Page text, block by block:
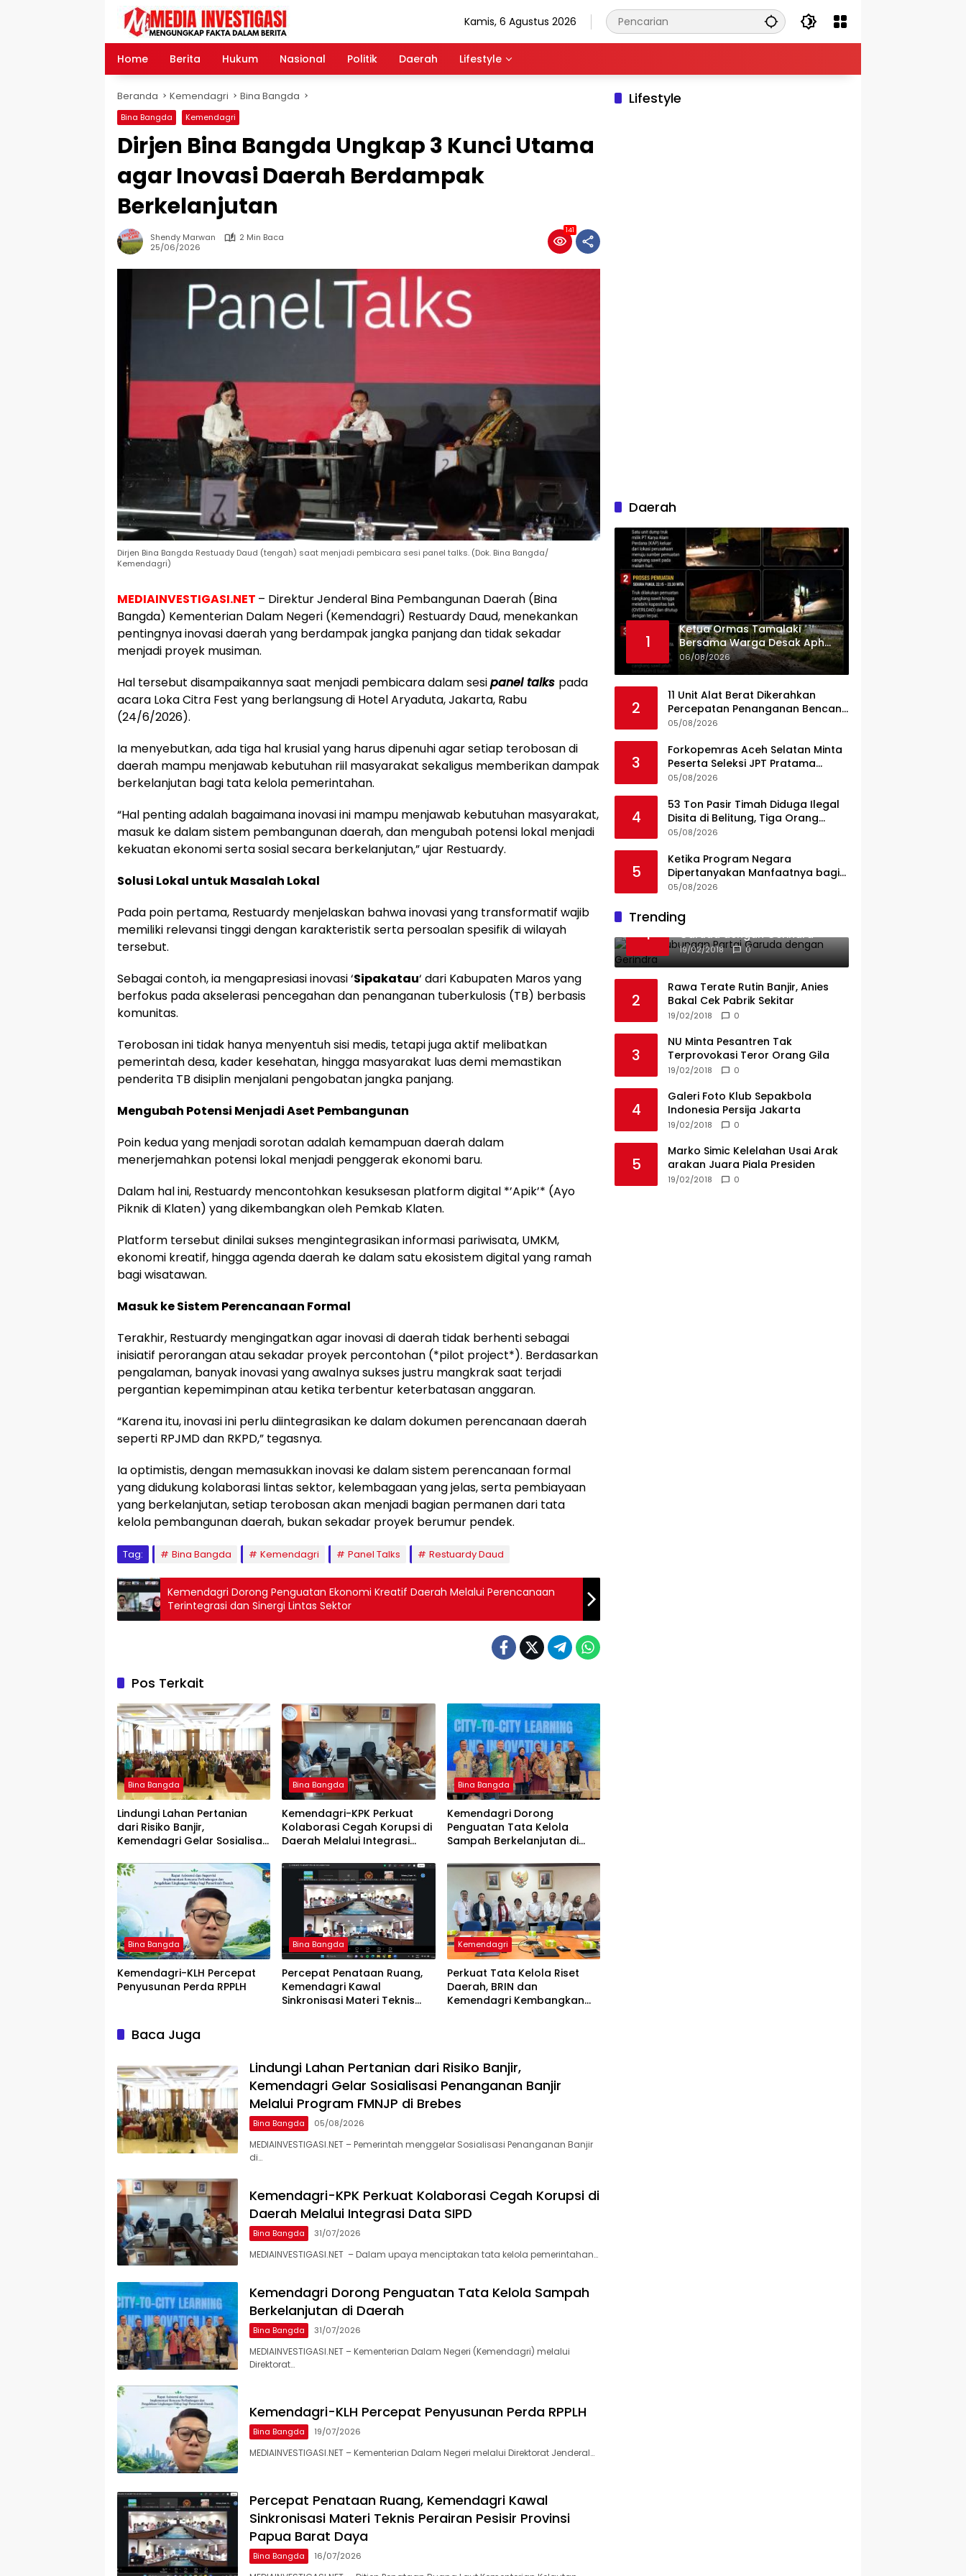
Kamis, 6 Agustus 2026
Home Berita Hukum Nasional Politik Daerah Lifestyle
Beranda Kemendagri Bina Bangda
Bina Bangda Kemendagri
Dirjen Bina Bangda Ungkap 3 Kunci Utama
agar Inovasi Daerah Berdampak
Berkelanjutan
Shendy Marwan
2 Min Baca
25/06/2026
141
Dirjen Bina Bangda Restuady Daud (tengah) saat menjadi pembicara sesi panel talks. (Dok. Bina Bangda/
Kemendagri)
MEDIAINVESTIGASI.NET – Direktur Jenderal Bina Pembangunan Daerah (Bina
Bangda) Kementerian Dalam Negeri (Kemendagri) Restuardy Daud, menekankan
pentingnya inovasi daerah yang berdampak jangka panjang dan tidak sekadar
menjadi proyek musiman.
Hal tersebut disampaikannya saat menjadi pembicara dalam sesipanel talks pada
acara Loka Citra Fest yang berlangsung di Hotel Aryaduta, Jakarta, Rabu
(24/6/2026).
Ia menyebutkan, ada tiga hal krusial yang harus dipenuhi agar setiap terobosan di
daerah mampu menjawab kebutuhan riil masyarakat sekaligus memberikan dampak
berkelanjutan bagi tata kelola pemerintahan.
“Hal penting adalah bagaimana inovasi ini mampu menjawab kebutuhan masyarakat,
masuk ke dalam sistem pembangunan daerah, dan mengubah potensi lokal menjadi
kekuatan ekonomi serta sosial secara berkelanjutan,” ujar Restuardy.
Solusi Lokal untuk Masalah Lokal
Pada poin pertama, Restuardy menjelaskan bahwa inovasi yang transformatif wajib
memiliki relevansi tinggi dengan karakteristik serta persoalan spesifik di wilayah
tersebut.
Sebagai contoh, ia mengapresiasi inovasi ‘Sipakatau‘ dari Kabupaten Maros yang
berfokus pada akselerasi pencegahan dan penanganan tuberkulosis (TB) berbasis
komunitas.
Terobosan ini tidak hanya menyentuh sisi medis, tetapi juga aktif melibatkan
pemerintah desa, kader kesehatan, hingga masyarakat luas demi memastikan
penderita TB disiplin menjalani pengobatan jangka panjang.
Mengubah Potensi Menjadi Aset Pembangunan
Poin kedua yang menjadi sorotan adalah kemampuan daerah dalam
menerjemahkan potensi lokal menjadi penggerak ekonomi baru.
Dalam hal ini, Restuardy mencontohkan kesuksesan platform digital *’Apik’* (Ayo
Piknik di Klaten) yang dikembangkan oleh Pemkab Klaten.
Platform tersebut dinilai sukses mengintegrasikan informasi pariwisata, UMKM,
ekonomi kreatif, hingga agenda daerah ke dalam satu ekosistem digital yang ramah
bagi wisatawan.
Masuk ke Sistem Perencanaan Formal
Terakhir, Restuardy mengingatkan agar inovasi di daerah tidak berhenti sebagai
inisiatif perorangan atau sekadar proyek percontohan (*pilot project*). Berdasarkan
pengalaman, banyak inovasi yang awalnya sukses justru mangkrak saat terjadi
pergantian kepemimpinan atau ketika terbentur keterbatasan anggaran.
“Karena itu, inovasi ini perlu diintegrasikan ke dalam dokumen perencanaan daerah
seperti RPJMD dan RKPD,” tegasnya.
Ia optimistis, dengan memasukkan inovasi ke dalam sistem perencanaan formal
yang didukung kolaborasi lintas sektor, kelembagaan yang jelas, serta pembiayaan
yang berkelanjutan, setiap terobosan akan menjadi bagian permanen dari tata
kelola pembangunan daerah, bukan sekadar proyek berumur pendek.
Tag: Bina Bangda Kemendagri Panel Talks Restuardy Daud
Kemendagri Dorong Penguatan Ekonomi Kreatif Daerah Melalui Perencanaan
Terintegrasi dan Sinergi Lintas Sektor
Pos Terkait
Bina Bangda
Lindungi Lahan Pertanian
dari Risiko Banjir,
Kemendagri Gelar Sosialisasi
Program FMNJP di Brebes
Bina Bangda
Kemendagri-KPK Perkuat
Kolaborasi Cegah Korupsi di
Daerah Melalui Integrasi
Bina Bangda
Kemendagri Dorong
Penguatan Tata Kelola
Sampah Berkelanjutan di
Bina Bangda
Kemendagri-KLH Percepat
Penyusunan Perda RPPLH
Bina Bangda
Percepat Penataan Ruang,
Kemendagri Kawal
Sinkronisasi Materi Teknis
Kemendagri
Perkuat Tata Kelola Riset
Daerah, BRIN dan
Kemendagri Kembangkan
Baca Juga
Lindungi Lahan Pertanian dari Risiko Banjir,
Kemendagri Gelar Sosialisasi Penanganan Banjir
Melalui Program FMNJP di Brebes
Bina Bangda 05/08/2026
MEDIAINVESTIGASI.NET – Pemerintah menggelar Sosialisasi Penanganan Banjir
di…
Kemendagri-KPK Perkuat Kolaborasi Cegah Korupsi di
Daerah Melalui Integrasi Data SIPD
Bina Bangda 31/07/2026
MEDIAINVESTIGASI.NET – Dalam upaya menciptakan tata kelola pemerintahan…
Kemendagri Dorong Penguatan Tata Kelola Sampah
Berkelanjutan di Daerah
Bina Bangda 31/07/2026
MEDIAINVESTIGASI.NET – Kementerian Dalam Negeri (Kemendagri) melalui
Direktorat…
Kemendagri-KLH Percepat Penyusunan Perda RPPLH
Bina Bangda 19/07/2026
MEDIAINVESTIGASI.NET – Kementerian Dalam Negeri melalui Direktorat Jenderal…
Percepat Penataan Ruang, Kemendagri Kawal
Sinkronisasi Materi Teknis Perairan Pesisir Provinsi
Papua Barat Daya
Bina Bangda 16/07/2026
Lifestyle
Daerah
1
Ketua Ormas Tamalaki
Bersama Warga Desak Aph
Dan Pemkab Konsel Tangkap
Pelaku Angkut Cangkang
Melintas Jalan Umum
06/08/2026
2
11 Unit Alat Berat Dikerahkan
Percepatan Penanganan Bencana
di Kelurahan Sipange Kecamatan
05/08/2026
3
Forkopemras Aceh Selatan Minta
Peserta Seleksi JPT Pratama
Andalkan Kompetensi dan
05/08/2026
4
53 Ton Pasir Timah Diduga Ilegal
Disita di Belitung, Tiga Orang
Diamankan, Dua Masih Diburu
05/08/2026
5
Ketika Program Negara
Dipertanyakan Manfaatnya bagi
Seluruh Penggiat Literasi
05/08/2026
Trending
1
Ini Dia Hubungan Partai
Garuda dengan Gerindra
19/02/2018 0
2
Rawa Terate Rutin Banjir, Anies
Bakal Cek Pabrik Sekitar
19/02/2018 0
3
NU Minta Pesantren Tak
Terprovokasi Teror Orang Gila
19/02/2018 0
4
Galeri Foto Klub Sepakbola
Indonesia Persija Jakarta
19/02/2018 0
5
Marko Simic Kelelahan Usai Arak
arakan Juara Piala Presiden
19/02/2018 0